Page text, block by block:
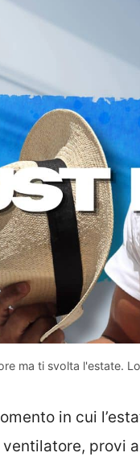
ma ti svolta l'estate.
in cui
provi